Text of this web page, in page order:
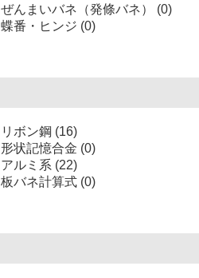
ぜんまいバネ（発條バネ） (0)
蝶番・ヒンジ (0)
リボン鋼 (16)
形状記憶合金 (0)
アルミ系 (22)
板バネ計算式 (0)